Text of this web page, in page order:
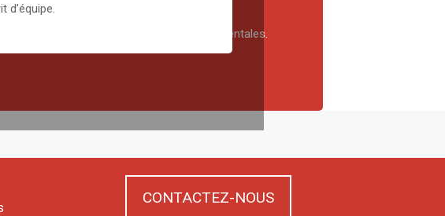
d’équipe.
les normes de sécurité et environnementales.
CONTACTEZ-NOUS